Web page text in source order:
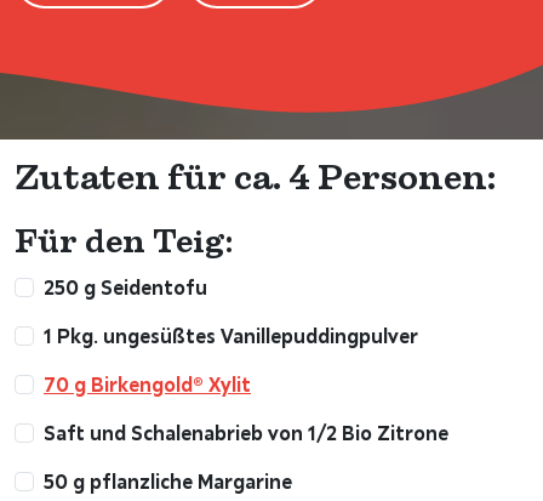
Zutaten für ca. 4 Personen:
Für den Teig:
250 g Seidentofu
1 Pkg. ungesüßtes Vanillepuddingpulver
70 g Birkengold® Xylit
Saft und Schalenabrieb von 1/2 Bio Zitrone
50 g pflanzliche Margarine